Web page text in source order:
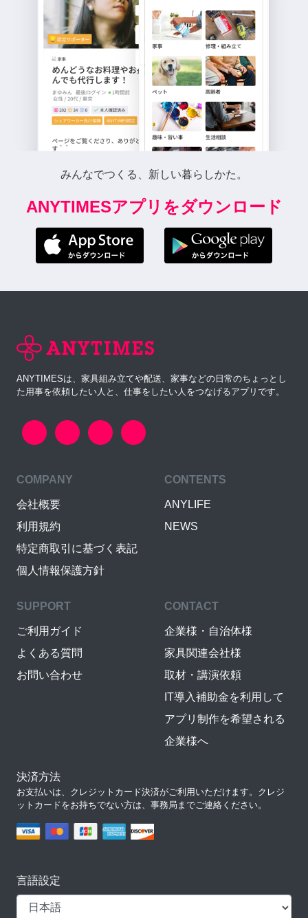
みんなでつくる、新しい暮らしかた。
ANYTIMESアプリをダウンロード
ANYTIMESは、家具組み立てや配送、家事などの日常のちょっとし
た用事を依頼したい人と、仕事をしたい人をつなげるアプリです。
COMPANY
会社概要
利用規約
特定商取引に基づく表記
個人情報保護方針
CONTENTS
ANYLIFE
NEWS
SUPPORT
ご利用ガイド
よくある質問
お問い合わせ
CONTACT
企業様・自治体様
家具関連会社様
取材・講演依頼
IT導入補助金を利用して
アプリ制作を希望される
企業様へ
決済方法
お支払いは、クレジットカード決済がご利用いただけます。クレジ
ットカードをお持ちでない方は、事務局までご連絡ください。
言語設定